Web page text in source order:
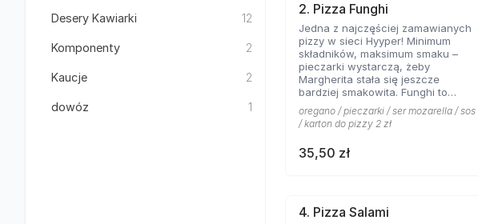
Desery Kawiarki 12
Komponenty 2
Kaucje 2
dowóz 1
2. Pizza Funghi
Jedna z najczęściej zamawianych
pizzy w sieci Hyyper! Minimum
składników, maksimum smaku –
pieczarki wystarczą, żeby
Margherita stała się jeszcze
bardziej smakowita. Funghi to
kolejny klasyk, którego nie można
pominąć w menu prawdziwej
włoskiej pizzerii.
oregano / pieczarki / ser mozarella / sos
/ karton do pizzy 2 zł
35,50 zł
4. Pizza Salami